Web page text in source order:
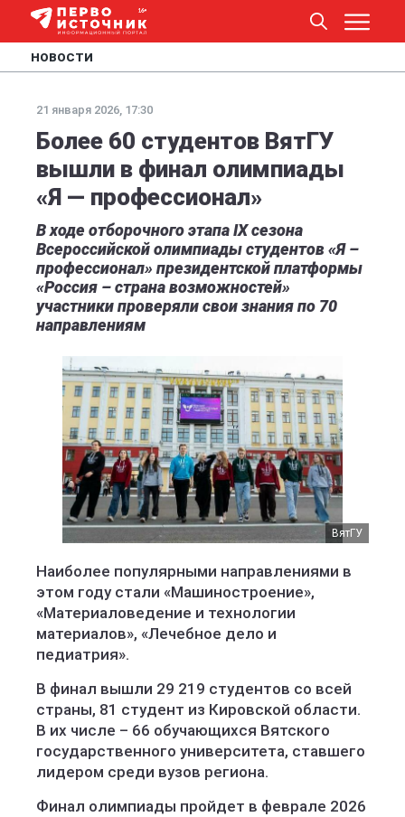
НОВОСТИ
21 января 2026, 17:30
Более 60 студентов ВятГУ
вышли в финал олимпиады
«Я — профессионал»
В ходе отборочного этапа IX сезона
Всероссийской олимпиады студентов «Я –
профессионал» президентской платформы
«Россия – страна возможностей»
участники проверяли свои знания по 70
направлениям
ВятГУ
Наиболее популярными направлениями в
этом году стали «Машиностроение»,
«Материаловедение и технологии
материалов», «Лечебное дело и
педиатрия».
В финал вышли 29 219 студентов со всей
страны, 81 студент из Кировской области.
В их числе – 66 обучающихся Вятского
государственного университета, ставшего
лидером среди вузов региона.
Финал олимпиады пройдет в феврале 2026